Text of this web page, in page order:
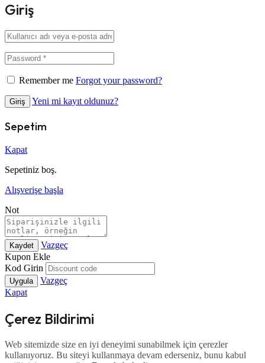
Giriş
Remember me Forgot your password?
Giriş Yeni mi kayıt oldunuz?
Sepetim
Kapat
Sepetiniz boş.
Alışverişe başla
Not
Kaydet
Vazgeç
Kupon Ekle
Kod Girin
Uygula
Vazgeç
Kapat
Çerez Bildirimi
Web sitemizde size en iyi deneyimi sunabilmek için çerezler
kullanıyoruz. Bu siteyi kullanmaya devam ederseniz, bunu kabul